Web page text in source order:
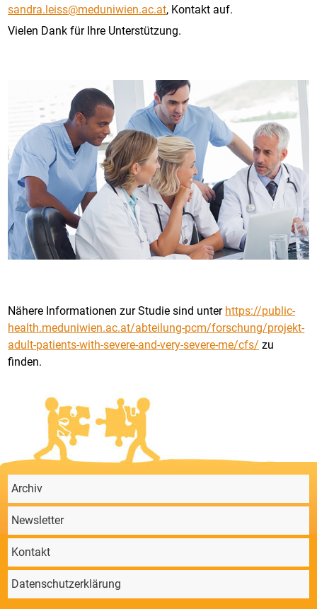
sandra.leiss@meduniwien.ac.at, Kontakt auf.
Vielen Dank für Ihre Unterstützung.
Nähere Informationen zur Studie sind unter https://public-
health.meduniwien.ac.at/abteilung-pcm/forschung/projekt-
adult-patients-with-severe-and-very-severe-me/cfs/ zu
finden.
Archiv
Newsletter
Kontakt
Datenschutzerklärung